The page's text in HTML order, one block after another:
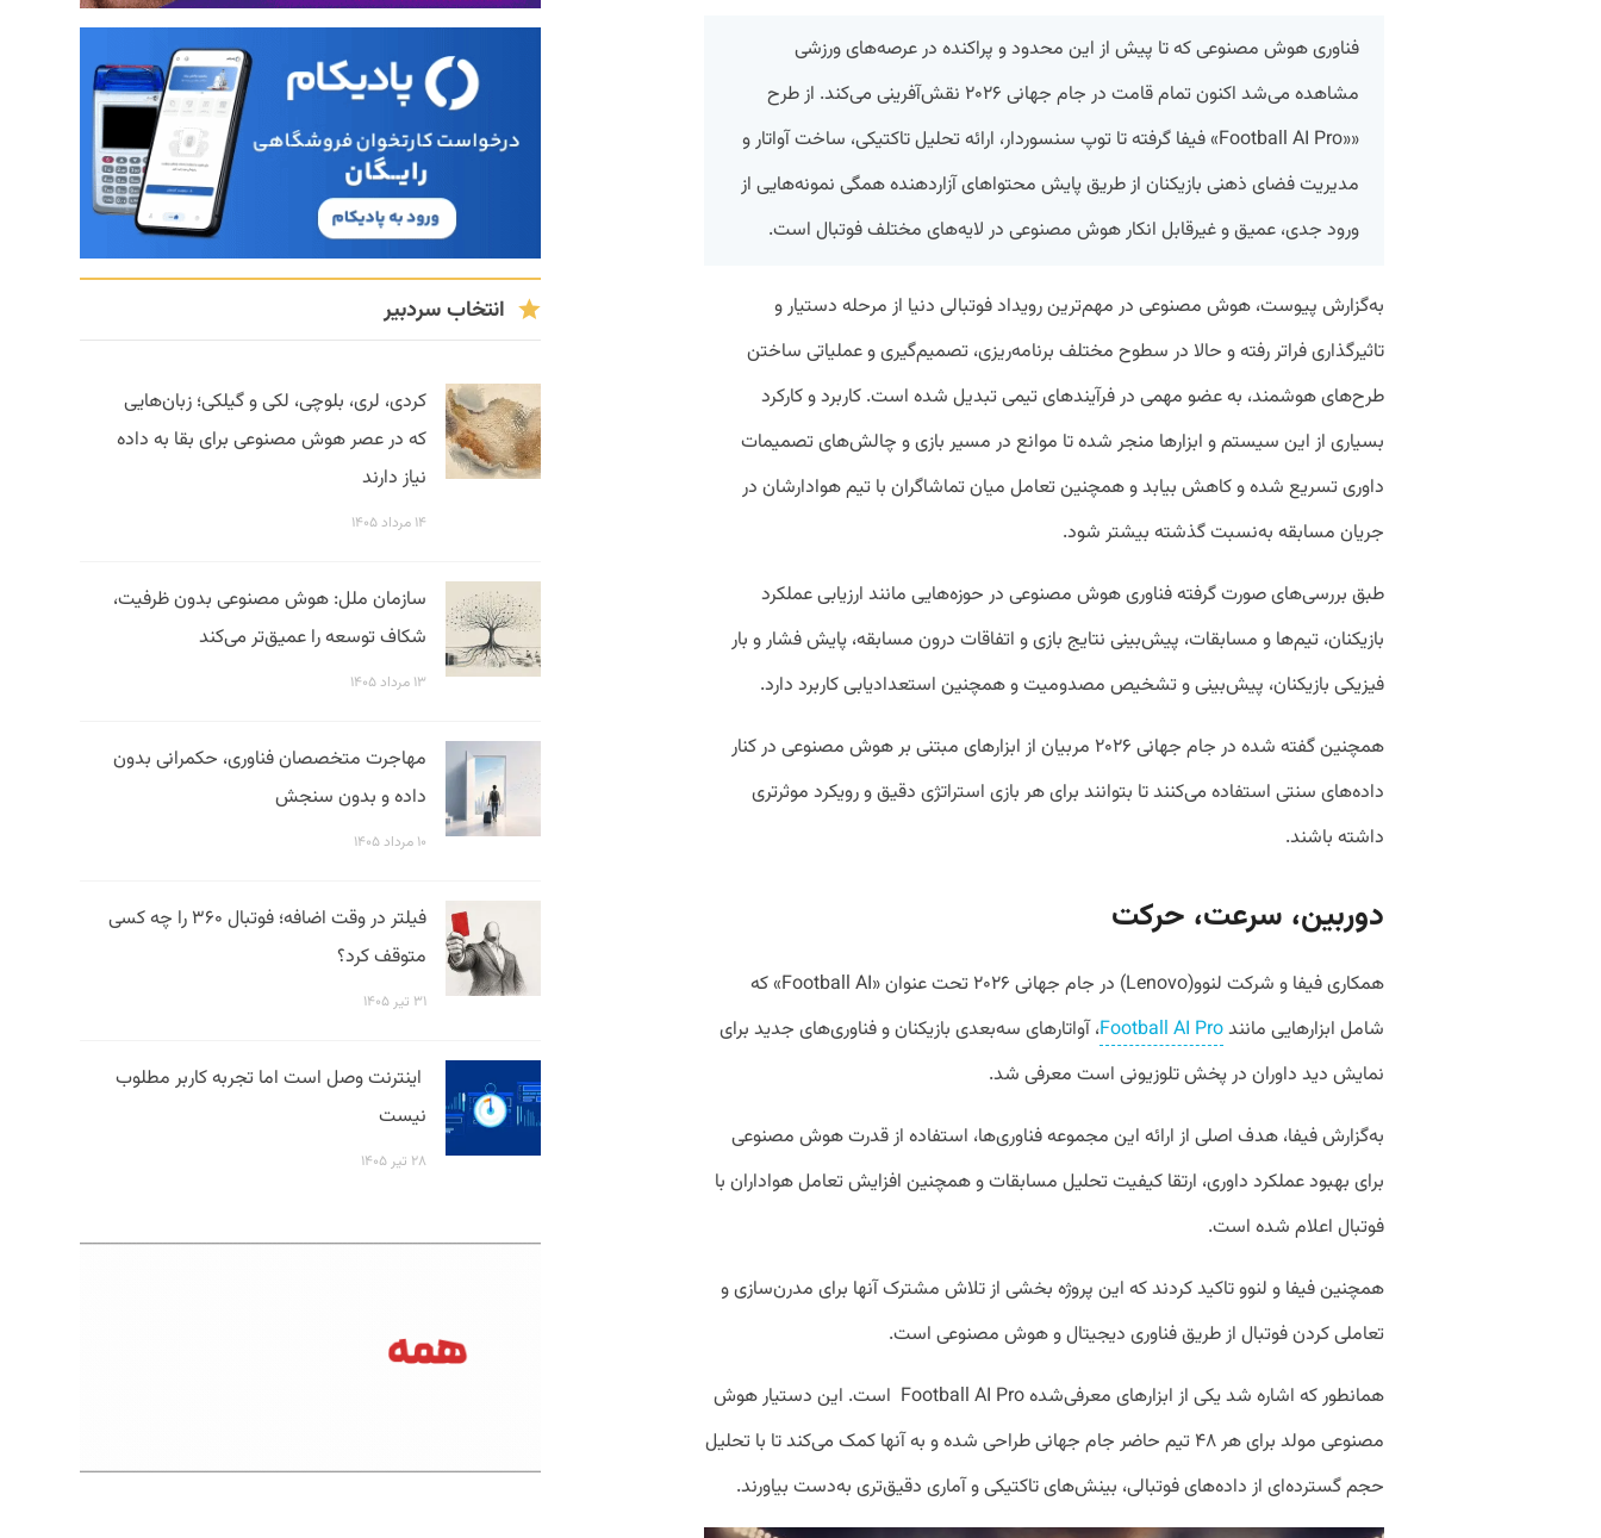
فناوری هوش مصنوعی که تا پیش از این محدود و پراکنده در عرصه‌های ورزشی
مشاهده می‌شد اکنون تمام قامت در جام جهانی ۲۰۲۶ نقش‌آفرینی می‌کند. از طرح
««Football AI Pro» فیفا گرفته تا توپ سنسوردار، ارائه تحلیل تاکتیکی، ساخت آواتار و
مدیریت فضای ذهنی بازیکنان از طریق پایش محتواهای آزاردهنده همگی نمونه‌هایی از
ورود جدی، عمیق و غیرقابل انکار هوش مصنوعی در لایه‌های مختلف فوتبال است.
به‌گزارش پیوست، هوش مصنوعی در مهم‌ترین رویداد فوتبالی دنیا از مرحله دستیار و
تاثیرگذاری فراتر رفته و حالا در سطوح مختلف برنامه‌ریزی، تصمیم‌گیری و عملیاتی ساختن
طرح‌های هوشمند، به عضو مهمی در فرآیندهای تیمی تبدیل شده است. کاربرد و کارکرد
بسیاری از این سیستم و ابزارها منجر شده تا موانع در مسیر بازی و چالش‌های تصمیمات
داوری تسریع شده و کاهش بیابد و همچنین تعامل میان تماشاگران با تیم هوادارشان در
جریان مسابقه به‌نسبت گذشته بیشتر شود.
طبق بررسی‌های صورت گرفته فناوری هوش مصنوعی در حوزه‌هایی مانند ارزیابی عملکرد
بازیکنان، تیم‌ها و مسابقات، پیش‌بینی نتایج بازی و اتفاقات درون مسابقه، پایش فشار و بار
فیزیکی بازیکنان، پیش‌بینی و تشخیص مصدومیت و همچنین استعدادیابی کاربرد دارد.
همچنین گفته شده در جام جهانی ۲۰۲۶ مربیان از ابزارهای مبتنی بر هوش مصنوعی در کنار
داده‌های سنتی استفاده می‌کنند تا بتوانند برای هر بازی استراتژی دقیق و رویکرد موثرتری
داشته باشند.
دوربین،‌ سرعت،‌ حرکت
همکاری فیفا و شرکت لنوو(Lenovo) در جام جهانی ۲۰۲۶ تحت عنوان «Football AI» که
شامل ابزارهایی مانندFootball AI Pro، آواتارهای سه‌بعدی بازیکنان و فناوری‌های جدید برای
نمایش دید داوران در پخش تلوزیونی است معرفی شد.
به‌گزارش فیفا، هدف اصلی از ارائه این مجموعه فناوری‌ها، استفاده از قدرت هوش مصنوعی
برای بهبود عملکرد داوری، ارتقا کیفیت تحلیل مسابقات و همچنین افزایش تعامل هواداران با
فوتبال اعلام شده است.
همچنین فیفا و لنوو تاکید کردند که این پروژه بخشی از تلاش مشترک آنها برای مدرن‌سازی و
تعاملی کردن فوتبال از طریق فناوری دیجیتال و هوش مصنوعی است.
همانطور که اشاره شد یکی از ابزارهای معرفی‌شده Football AI Pro است. این دستیار هوش
مصنوعی مولد برای هر ۴۸ تیم حاضر جام جهانی طراحی شده و به آنها کمک می‌کند تا با تحلیل
حجم گسترده‌ای از داده‌های فوتبالی، بینش‌های تاکتیکی و آماری دقیق‌تری به‌دست بیاورند.
انتخاب سردبیر
کردی، لری، بلوچی، لکی و گیلکی؛ زبان‌هایی
که در عصر هوش مصنوعی برای بقا به داده
نیاز دارند
۱۴ مرداد ۱۴۰۵
سازمان ملل: هوش مصنوعی بدون ظرفیت،
شکاف توسعه را عمیق‌تر می‌کند
۱۳ مرداد ۱۴۰۵
مهاجرت متخصصان فناوری، حکمرانی بدون
داده و بدون سنجش
۱۰ مرداد ۱۴۰۵
فیلتر در وقت اضافه؛ فوتبال ۳۶۰ را چه کسی
متوقف کرد؟
۳۱ تیر ۱۴۰۵
اینترنت وصل است اما تجربه کاربر مطلوب
نیست
۲۸ تیر ۱۴۰۵